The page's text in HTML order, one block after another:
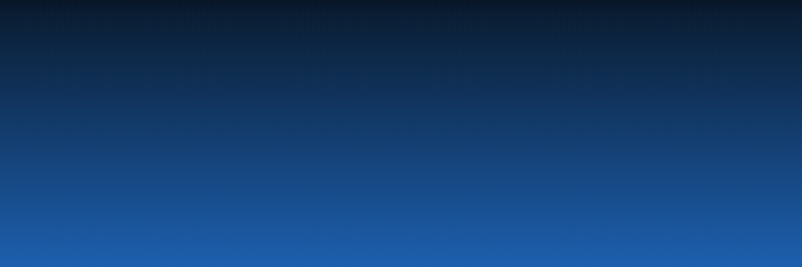
Marine
Auto & Industri
Bensinstasjoner
Tankingskort
Våre Produkter
Om selskapet
Aktuelt
Beredskapsinformasjon
Personvern
Kontakt oss
LinkedIn
Facebook
© 2026 Alle rettigheter reservert Utviklet av NextCode